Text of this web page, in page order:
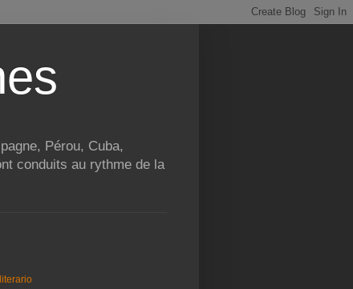
Pérou, Cuba,
conduits au rythme de la